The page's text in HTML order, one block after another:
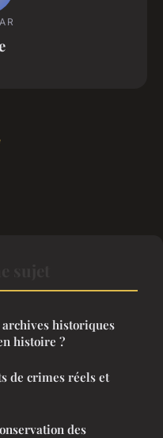
historiques
histoire ?
de crimes réels et
des